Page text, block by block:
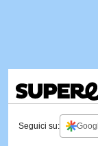
Seguici su: